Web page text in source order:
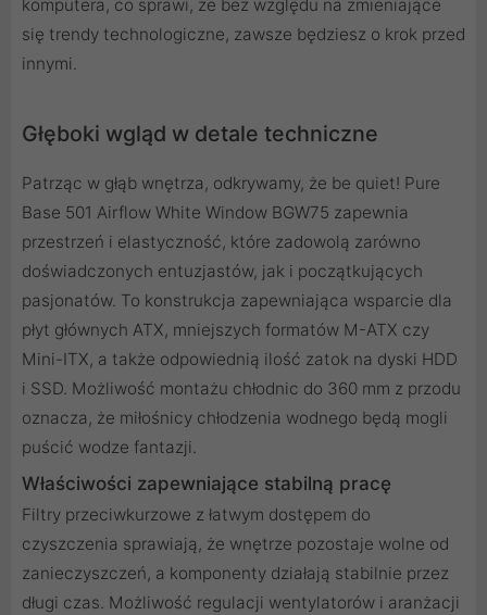
komputera, co sprawi, że bez względu na zmieniające
się trendy technologiczne, zawsze będziesz o krok przed
innymi.
Głęboki wgląd w detale techniczne
Patrząc w głąb wnętrza, odkrywamy, że be quiet! Pure
Base 501 Airflow White Window BGW75 zapewnia
przestrzeń i elastyczność, które zadowolą zarówno
doświadczonych entuzjastów, jak i początkujących
pasjonatów. To konstrukcja zapewniająca wsparcie dla
płyt głównych ATX, mniejszych formatów M-ATX czy
Mini-ITX, a także odpowiednią ilość zatok na dyski HDD
i SSD. Możliwość montażu chłodnic do 360 mm z przodu
oznacza, że miłośnicy chłodzenia wodnego będą mogli
puścić wodze fantazji.
Właściwości zapewniające stabilną pracę
Filtry przeciwkurzowe z łatwym dostępem do
czyszczenia sprawiają, że wnętrze pozostaje wolne od
zanieczyszczeń, a komponenty działają stabilnie przez
długi czas. Możliwość regulacji wentylatorów i aranżacji